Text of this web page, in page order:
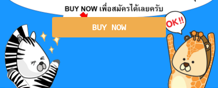
BUY NOW